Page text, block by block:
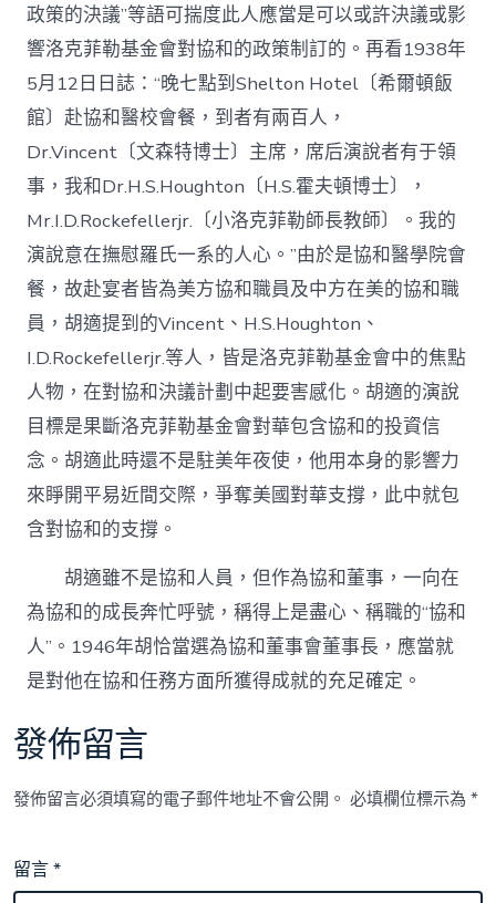
政策的決議”等語可揣度此人應當是可以或許決議或影
響洛克菲勒基金會對協和的政策制訂的。再看1938年
5月12日日誌：“晚七點到Shelton Hotel〔希爾頓飯
館〕赴協和醫校會餐，到者有兩百人，
Dr.Vincent〔文森特博士〕主席，席后演說者有于領
事，我和Dr.H.S.Houghton〔H.S.霍夫頓博士〕，
Mr.I.D.Rockefellerjr.〔小洛克菲勒師長教師〕。我的
演說意在撫慰羅氏一系的人心。”由於是協和醫學院會
餐，故赴宴者皆為美方協和職員及中方在美的協和職
員，胡適提到的Vincent、H.S.Houghton、
I.D.Rockefellerjr.等人，皆是洛克菲勒基金會中的焦點
人物，在對協和決議計劃中起要害感化。胡適的演說
目標是果斷洛克菲勒基金會對華包含協和的投資信
念。胡適此時還不是駐美年夜使，他用本身的影響力
來睜開平易近間交際，爭奪美國對華支撐，此中就包
含對協和的支撐。
胡適雖不是協和人員，但作為協和董事，一向在
為協和的成長奔忙呼號，稱得上是盡心、稱職的“協和
人”。1946年胡恰當選為協和董事會董事長，應當就
是對他在協和任務方面所獲得成就的充足確定。
發佈留言
發佈留言必須填寫的電子郵件地址不會公開。 必填欄位標示為*
留言*